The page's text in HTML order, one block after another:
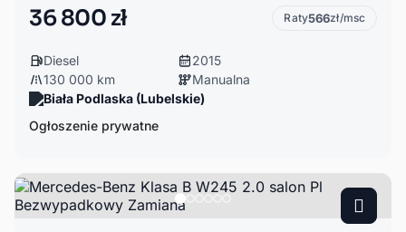
36 800 zł Raty566zł/msc
Diesel
2015
130 000 km
Manualna
Biała Podlaska (Lubelskie)
Ogłoszenie prywatne